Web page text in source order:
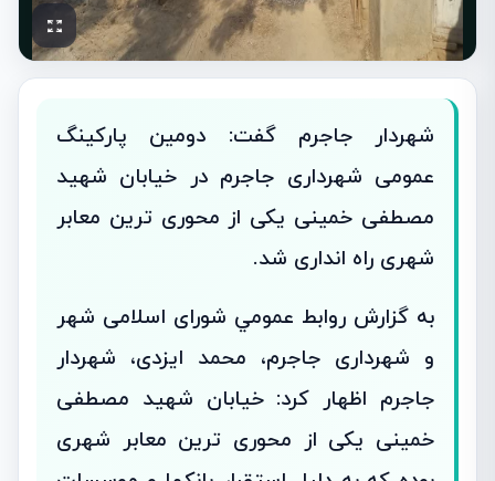
شهردار جاجرم گفت: دومین پارکینگ
عمومی شهرداری جاجرم در خیابان شهید
مصطفی خمینی یکی از محوری ترین معابر
شهری راه انداری شد.
به گزارش روابط عمومي شورای اسلامی شهر
و شهرداری جاجرم، محمد ایزدی، شهردار
جاجرم اظهار کرد: خیابان شهید مصطفی
خمینی یکی از محوری ترین معابر شهری